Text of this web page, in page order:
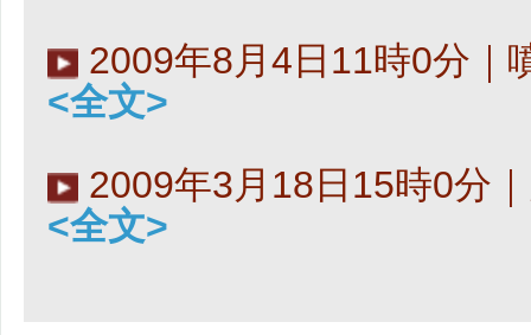
2009年8月4日11時0分｜
<全文>
2009年3月18日15時0分
<全文>